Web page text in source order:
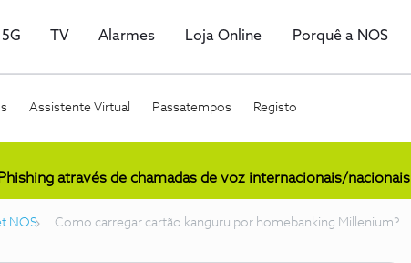
TV Alarmes Loja Online Porquê a NOS
Assistente Virtual Passatempos Registo
através de chamadas de voz internacionais/nacionais
NOS Como carregar cartão kanguru por homebanking Millenium?